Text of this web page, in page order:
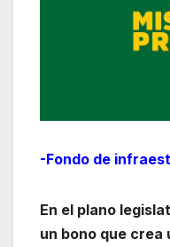
-Fondo de
En el plano
un bono que crea